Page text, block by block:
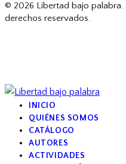
© 2026 Libertad bajo palabra.
derechos reservados.
INICIO
QUIÉNES SOMOS
CATÁLOGO
AUTORES
ACTIVIDADES